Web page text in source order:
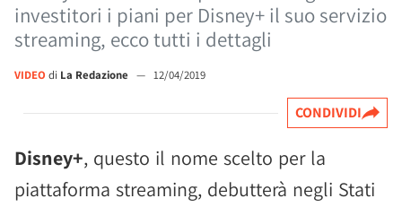
investitori i piani per Disney+ il suo servizio
streaming, ecco tutti i dettagli
VIDEO di La Redazione — 12/04/2019
CONDIVIDI
Disney+, questo il nome scelto per la
piattaforma streaming, debutterà negli Stati